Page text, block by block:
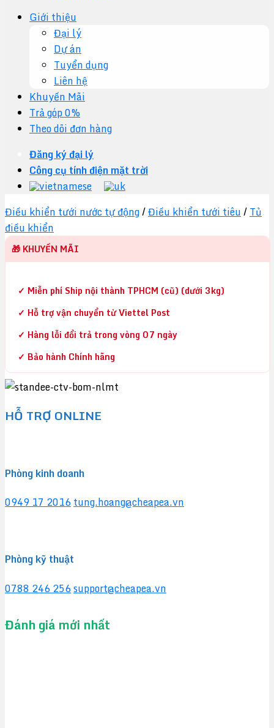
Giới thiệu
Đại lý
Dự án
Tuyển dụng
Liên hệ
Khuyến Mãi
Trả góp 0%
Theo dõi đơn hàng
Đăng ký đại lý
Công cụ tính điện mặt trời
Điều khiển tưới nước tự động/Điều khiển tưới tiêu/Tủ
điều khiển
🎁 KHUYẾN MÃI
✓ Miễn phí Ship nội thành TPHCM (cũ) (dưới 3kg)
✓ Hỗ trợ vận chuyển từ Viettel Post
✓ Hàng lỗi đổi trả trong vòng 07 ngày
✓ Bảo hành Chính hãng
HỖ TRỢ ONLINE
Phòng kinh doanh
0949 17 2016tung.hoang@cheapea.vn
Phòng kỹ thuật
0788 246 256support@cheapea.vn
Đánh giá mới nhất